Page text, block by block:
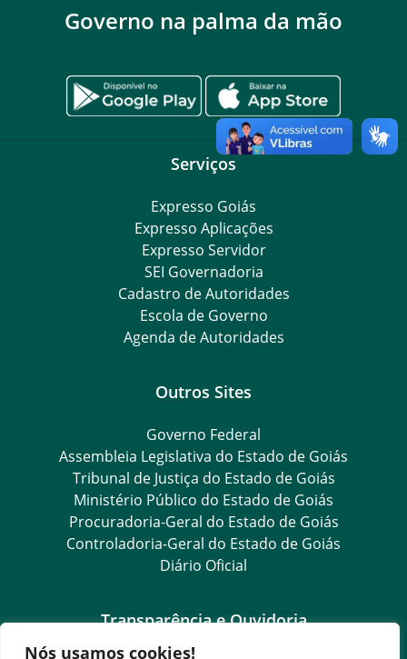
Nós usamos cookies!
Governo na palma da mão
Serviços
Expresso Goiás
Expresso Aplicações
Expresso Servidor
SEI Governadoria
Cadastro de Autoridades
Escola de Governo
Agenda de Autoridades
Outros Sites
Governo Federal
Assembleia Legislativa do Estado de Goiás
Tribunal de Justiça do Estado de Goiás
Ministério Público do Estado de Goiás
Procuradoria-Geral do Estado de Goiás
Controladoria-Geral do Estado de Goiás
Diário Oficial
Transparência e Ouvidoria